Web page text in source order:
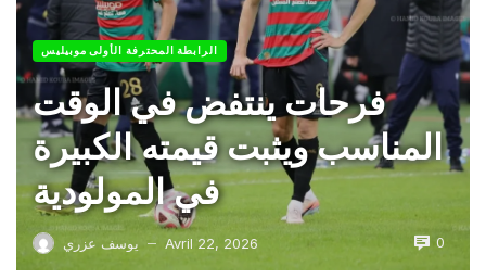
الرابطة المحترفة الأولى موبيليس
فرحات ينتفض في الوقت
المناسب ويثبت قيمته الكبيرة
في المولودية
يوسف عزري — Avril 22, 2026 0